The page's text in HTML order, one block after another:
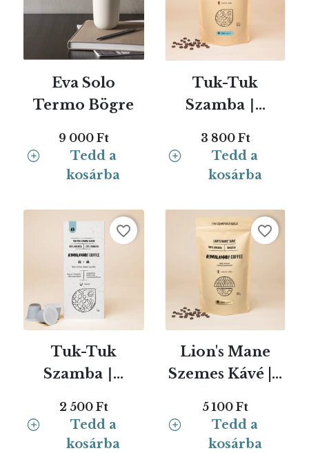
Eva Solo
Termo Bögre
9 000 Ft
Tedd a
kosárba
Tuk-Tuk
Szamba ∣...
3 800 Ft
Tedd a
kosárba
Tuk-Tuk
Szamba ∣...
2 500 Ft
Tedd a
kosárba
favorite_border
Lion's Mane
Szemes Kávé |...
5 100 Ft
Tedd a
kosárba
favorite_border